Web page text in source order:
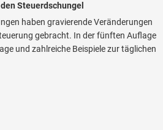
Steuerdschungel
haben gravierende Veränderungen
gebracht. In der fünften Auflage
und zahlreiche Beispiele zur täglichen